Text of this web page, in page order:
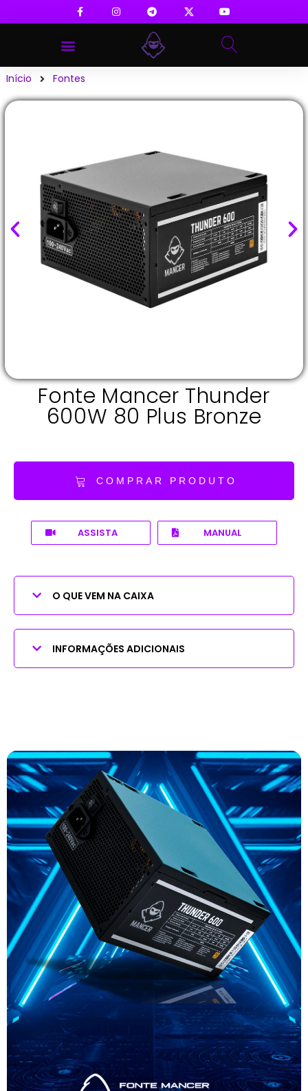
Início Fontes
Fonte Mancer Thunder
600W 80 Plus Bronze
COMPRAR PRODUTO
ASSISTA MANUAL
O QUE VEM NA CAIXA
INFORMAÇÕES ADICIONAIS